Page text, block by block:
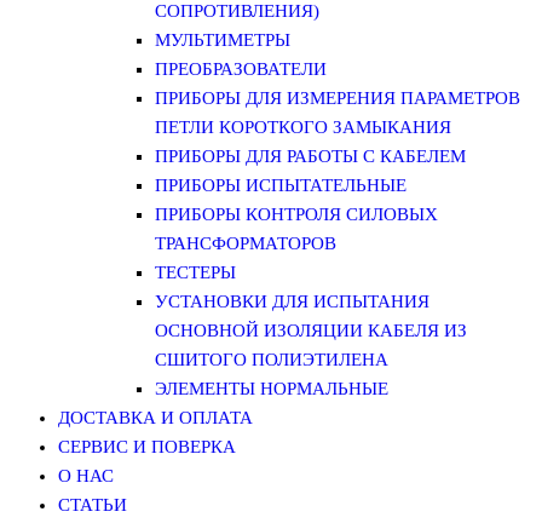
СОПРОТИВЛЕНИЯ)
МУЛЬТИМЕТРЫ
ПРЕОБРАЗОВАТЕЛИ
ПРИБОРЫ ДЛЯ ИЗМЕРЕНИЯ ПАРАМЕТРОВ
ПЕТЛИ КОРОТКОГО ЗАМЫКАНИЯ
ПРИБОРЫ ДЛЯ РАБОТЫ С КАБЕЛЕМ
ПРИБОРЫ ИСПЫТАТЕЛЬНЫЕ
ПРИБОРЫ КОНТРОЛЯ СИЛОВЫХ
ТРАНСФОРМАТОРОВ
ТЕСТЕРЫ
УСТАНОВКИ ДЛЯ ИСПЫТАНИЯ
ОСНОВНОЙ ИЗОЛЯЦИИ КАБЕЛЯ ИЗ
СШИТОГО ПОЛИЭТИЛЕНА
ЭЛЕМЕНТЫ НОРМАЛЬНЫЕ
ДОСТАВКА И ОПЛАТА
СЕРВИС И ПОВЕРКА
О НАС
СТАТЬИ